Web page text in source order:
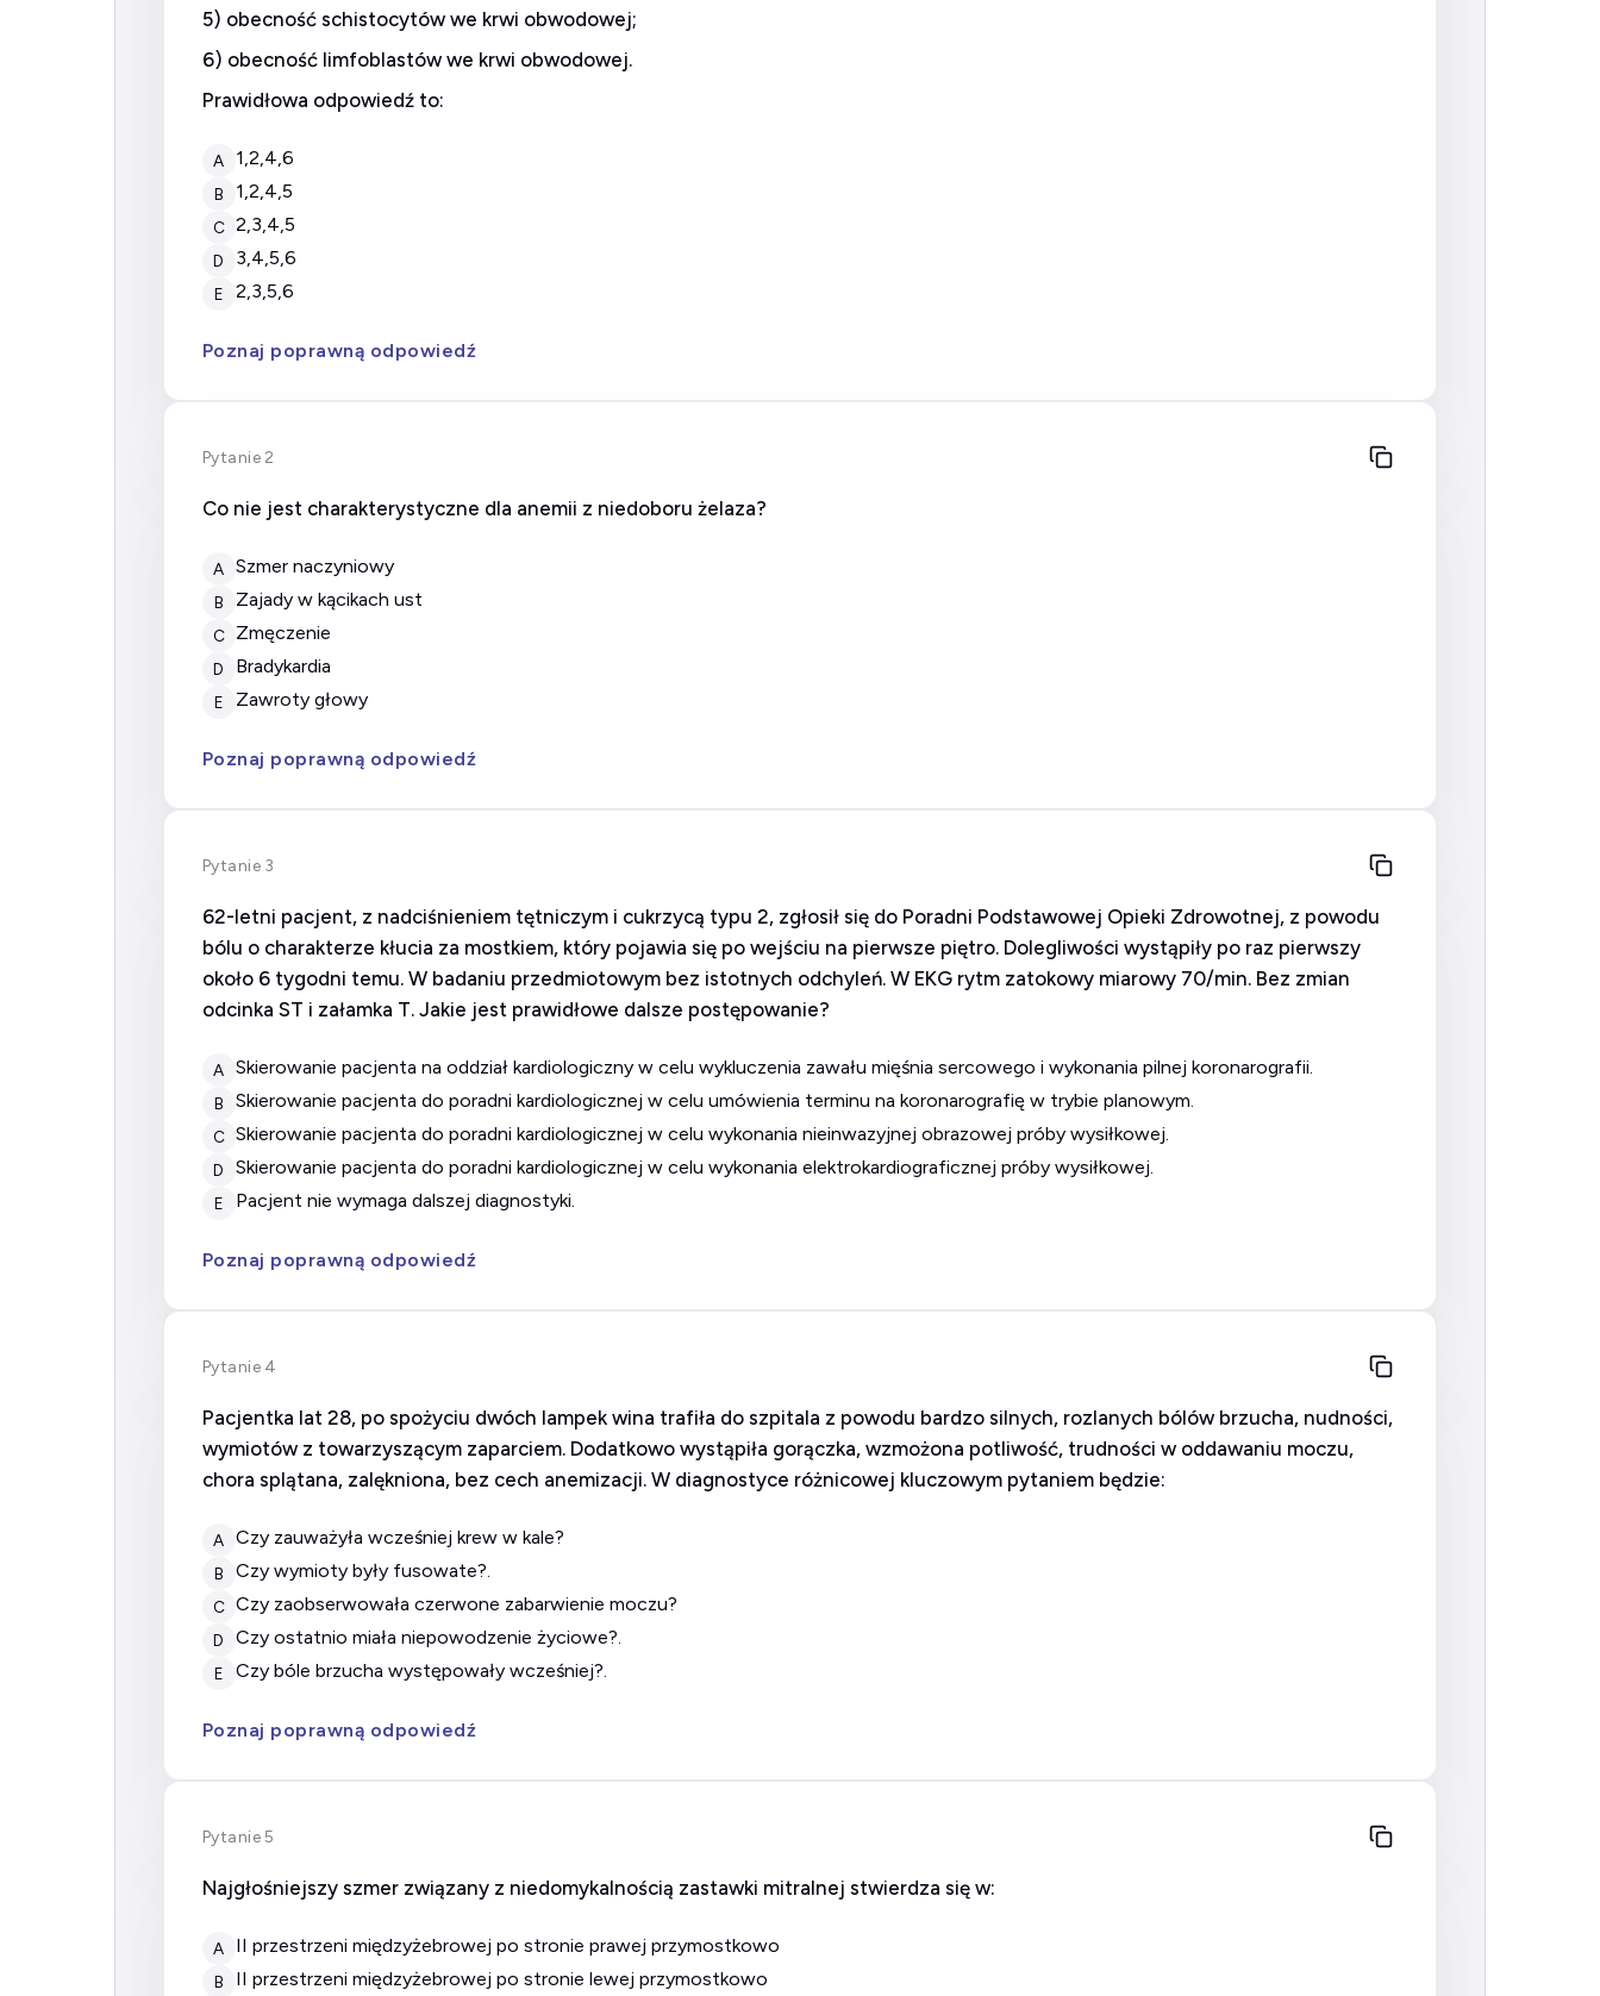
5) obecność schistocytów we krwi obwodowej;
6) obecność limfoblastów we krwi obwodowej.
Prawidłowa odpowiedź to:
A 1,2,4,6
B 1,2,4,5
C 2,3,4,5
D 3,4,5,6
E 2,3,5,6
Poznaj poprawną odpowiedź
Pytanie 2
Co nie jest charakterystyczne dla anemii z niedoboru żelaza?
A Szmer naczyniowy
B Zajady w kącikach ust
C Zmęczenie
D Bradykardia
E Zawroty głowy
Poznaj poprawną odpowiedź
Pytanie 3
62-letni pacjent, z nadciśnieniem tętniczym i cukrzycą typu 2, zgłosił się do Poradni Podstawowej Opieki Zdrowotnej, z powodu
bólu o charakterze kłucia za mostkiem, który pojawia się po wejściu na pierwsze piętro. Dolegliwości wystąpiły po raz pierwszy
około 6 tygodni temu. W badaniu przedmiotowym bez istotnych odchyleń. W EKG rytm zatokowy miarowy 70/min. Bez zmian
odcinka ST i załamka T. Jakie jest prawidłowe dalsze postępowanie?
A Skierowanie pacjenta na oddział kardiologiczny w celu wykluczenia zawału mięśnia sercowego i wykonania pilnej koronarografii.
B Skierowanie pacjenta do poradni kardiologicznej w celu umówienia terminu na koronarografię w trybie planowym.
C Skierowanie pacjenta do poradni kardiologicznej w celu wykonania nieinwazyjnej obrazowej próby wysiłkowej.
D Skierowanie pacjenta do poradni kardiologicznej w celu wykonania elektrokardiograficznej próby wysiłkowej.
E Pacjent nie wymaga dalszej diagnostyki.
Poznaj poprawną odpowiedź
Pytanie 4
Pacjentka lat 28, po spożyciu dwóch lampek wina trafiła do szpitala z powodu bardzo silnych, rozlanych bólów brzucha, nudności,
wymiotów z towarzyszącym zaparciem. Dodatkowo wystąpiła gorączka, wzmożona potliwość, trudności w oddawaniu moczu,
chora splątana, zalękniona, bez cech anemizacji. W diagnostyce różnicowej kluczowym pytaniem będzie:
A Czy zauważyła wcześniej krew w kale?
B Czy wymioty były fusowate?.
C Czy zaobserwowała czerwone zabarwienie moczu?
D Czy ostatnio miała niepowodzenie życiowe?.
E Czy bóle brzucha występowały wcześniej?.
Poznaj poprawną odpowiedź
Pytanie 5
Najgłośniejszy szmer związany z niedomykalnością zastawki mitralnej stwierdza się w:
A II przestrzeni międzyżebrowej po stronie prawej przymostkowo
B II przestrzeni międzyżebrowej po stronie lewej przymostkowo